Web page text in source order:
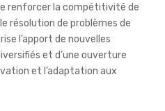
renforcer la compétitivité de
résolution de problèmes de
l’apport de nouvelles
et d’une ouverture
et l’adaptation aux